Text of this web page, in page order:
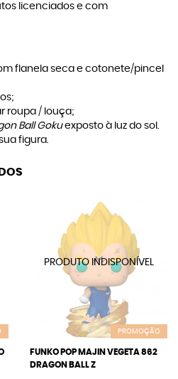
licenciados e com
flanela seca e cotonete/pincel
roupa / louça;
Ball Gokuexposto à luz do sol.
figura.
PROMOÇÃO
FUNKO POP MAJIN VEGETA 862
DRAGON BALL Z